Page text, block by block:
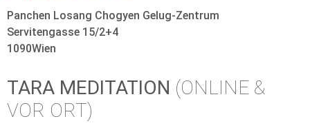
Panchen Losang Chogyen Gelug-Zentrum
Servitengasse 15/2+4
1090Wien
TARA MEDITATION (ONLINE &
VOR ORT)